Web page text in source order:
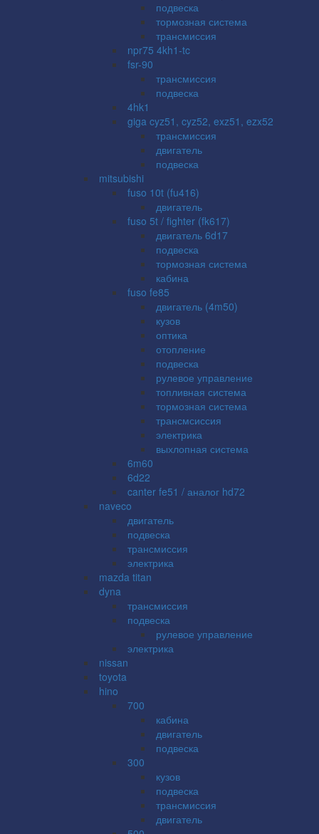
подвеска
тормозная система
трансмиссия
npr75 4kh1-tc
fsr-90
трансмиссия
подвеска
4hk1
giga cyz51, cyz52, exz51, ezx52
трансмиссия
двигатель
подвеска
mitsubishi
fuso 10t (fu416)
двигатель
fuso 5t / fighter (fk617)
двигатель 6d17
подвеска
тормозная система
кабина
fuso fe85
двигатель (4m50)
кузов
оптика
отопление
подвеска
рулевое управление
топливная система
тормозная система
трансмсиссия
электрика
выхлопная система
6m60
6d22
canter fe51 / аналог hd72
naveco
двигатель
подвеска
трансмиссия
электрика
mazda titan
dyna
трансмиссия
подвеска
рулевое управление
электрика
nissan
toyota
hino
700
кабина
двигатель
подвеска
300
кузов
подвеска
трансмиссия
двигатель